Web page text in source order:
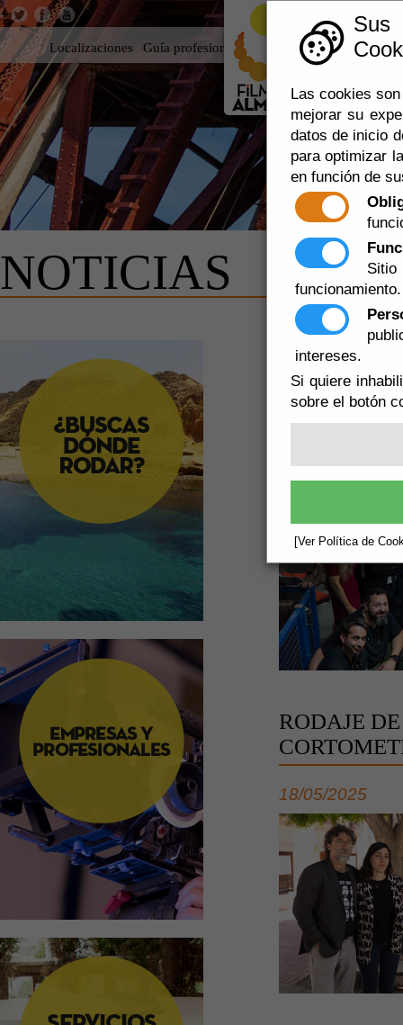
Las cookies
mejorar su
datos de inicio
para optimizar
en función de
funcionamiento.
intereses.
Si quiere
sobre el botón
[Ver Política de
Localizaciones Guía profesional Rodar en Almería 360
NOTICIAS
NOTICIAS
RODAJE
FICAL 2024
30/05/2025
RODAJE
18/05/2025